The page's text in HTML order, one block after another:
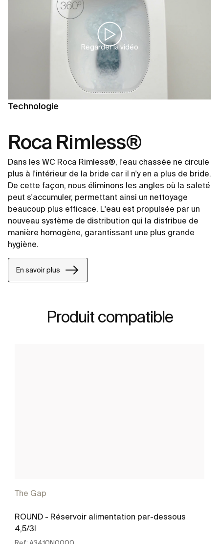
Technologie
Roca Rimless®
Dans les WC Roca Rimless®, l'eau chassée ne circule
plus à l'intérieur de la bride car il n'y en a plus de bride.
De cette façon, nous éliminons les angles où la saleté
peut s'accumuler, permettant ainsi un nettoyage
beaucoup plus efficace. L'eau est propulsée par un
nouveau système de distribution qui la distribue de
manière homogène, garantissant une plus grande
hygiène.
En savoir plus
Regarder la vidéo
Produit compatible
The Gap
ROUND - Réservoir alimentation par-dessous
4,5/3l